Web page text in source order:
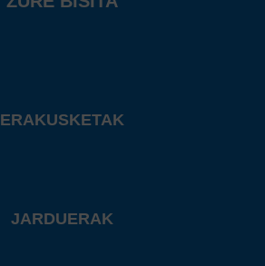
ERAKUSKETAK
JARDUERAK